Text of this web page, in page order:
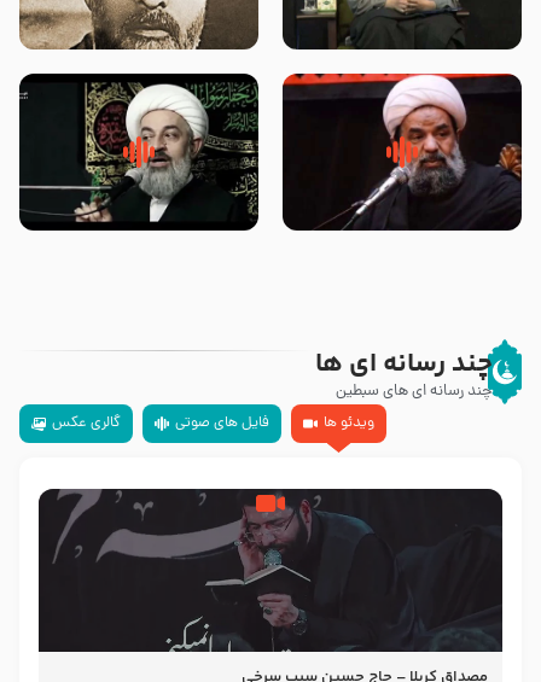
لقب حضرت رقیه سلام الله علیها به
چه معناست – حجت الاسلام علوی
روضه‌ی مجلس یزید ملعون و
اسارت اهل‌بیت علیهم‌السلام –
محدث زاده
سلام جوانی که امام حسین علیه
السلام خودش جوابش را دادند
زیارتی که اسباب رزق زیاد و عمر
طولانی است حجت السلام حسین
چند رسانه ای ها
چند رسانه ای های سبطین
ویدئو ها
فایل های صوتی گالری عکس
مصداق کربلا – حاج حسین سیب سرخی